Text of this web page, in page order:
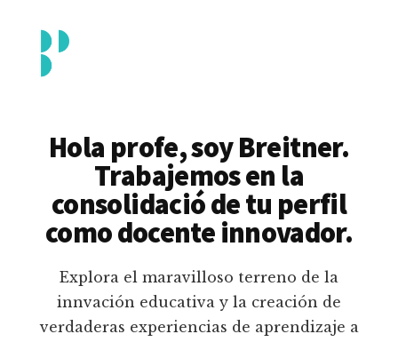
contenido
principal
menu
Piedrahita
docente
pedagógico
educativas
digitales
Hola profe, soy Breitner.
Trabajemos en la
consolidació de tu perfil
como docente innovador.
Explora el maravilloso terreno de la
innvación educativa y la creación de
verdaderas experiencias de aprendizaje a